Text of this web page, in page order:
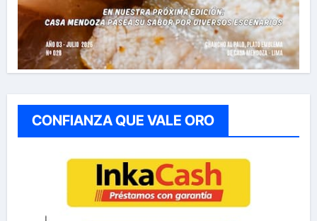
CONFIANZA QUE VALE ORO